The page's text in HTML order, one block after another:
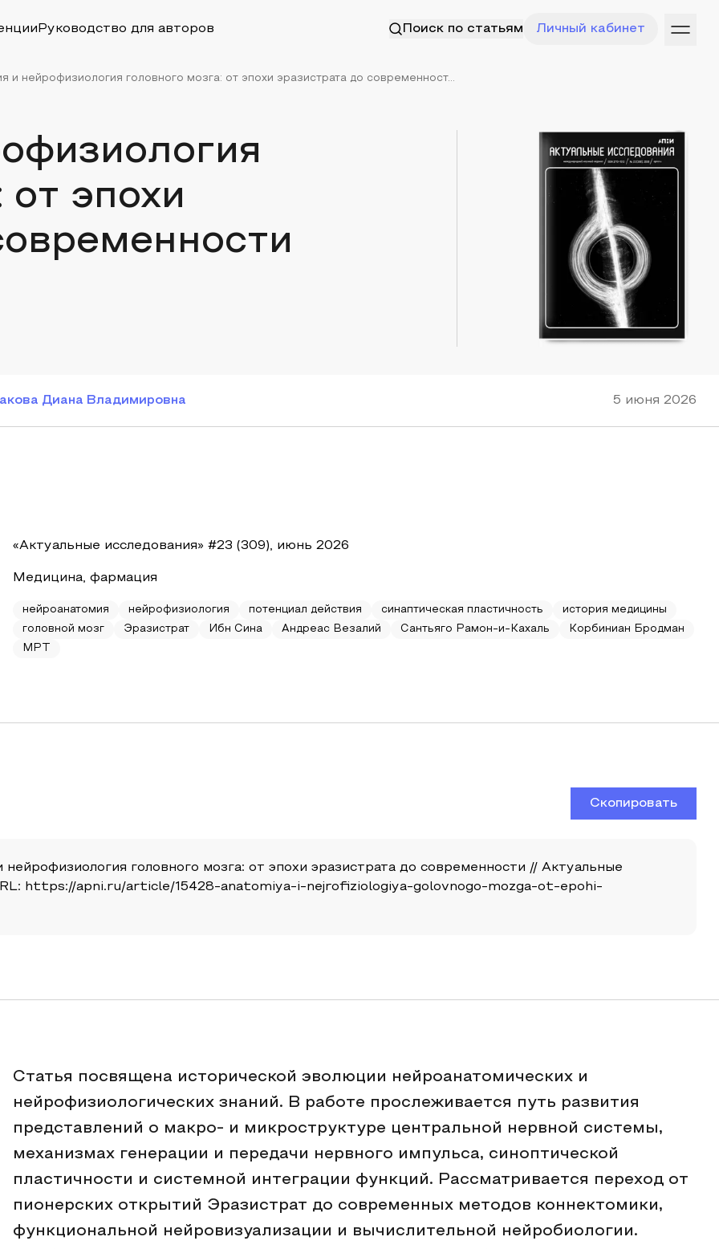
Руководство для авторов Поиск по статьям Личный кабинет
и нейрофизиология головного мозга: от эпохи эразистрата до современност...
от эпохи
Диана Владимировна 5 июня 2026
«Актуальные исследования» #23 (309), июнь 2026
Медицина, фармация
нейроанатомия нейрофизиология потенциал действия синаптическая пластичность
история медицины
головной мозг
Эразистрат Ибн Сина Андреас Везалий Сантьяго Рамон-и-Кахаль
Корбиниан Бродман
МРТ
Скопировать
головного мозга: от эпохи эразистрата до современности // Актуальные
https://apni.ru/article/15428-anatomiya-i-nejrofiziologiya-golovnogo-mozga-ot-epohi-
Статья посвящена исторической эволюции нейроанатомических и
нейрофизиологических знаний. В работе прослеживается путь развития
представлений о макро- и микроструктуре центральной нервной системы,
механизмах генерации и передачи нервного импульса, синоптической
пластичности и системной интеграции функций. Рассматривается переход от
пионерских открытий Эразистрат до современных методов коннектомики,
функциональной нейровизуализации и вычислительной нейробиологии.